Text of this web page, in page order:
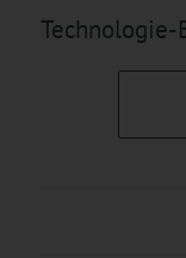
Technologie-